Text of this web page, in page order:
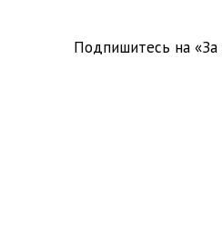
Подпишитесь на «За